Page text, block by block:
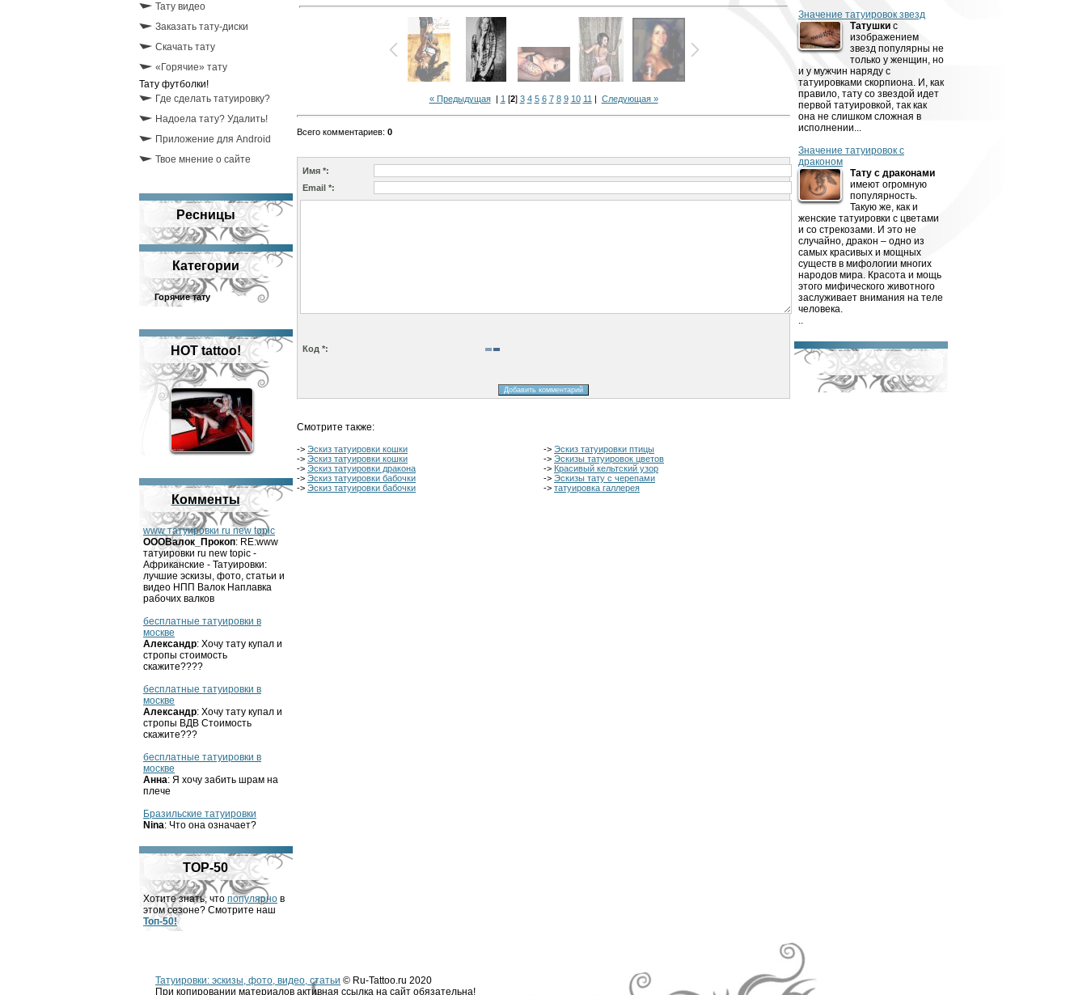
Тату видео
Заказать тату-диски
Скачать тату
«Горячие» тату
Тату футболки!
Где сделать татуировку?
Надоела тату? Удалить!
Приложение для Android
Твое мнение о сайте
Ресницы
Категории
Горячие тату
HOT tattoo!
Комменты
www татуировки ru new topic
OOOВалок_Прокоп: RE:www
татуировки ru new topic -
Африканские - Татуировки:
лучшие эскизы, фото, статьи и
видео НПП Валок Наплавка
рабочих валков
бесплатные татуировки в
москве
Александр: Хочу тату купал и
стропы стоимость
скажите????
бесплатные татуировки в
москве
Александр: Хочу тату купал и
стропы ВДВ Стоимость
скажите???
бесплатные татуировки в
москве
Анна: Я хочу забить шрам на
плече
Бразильские татуировки
Nina: Что она означает?
TOP-50
Хотите знать, что популярно в
этом сезоне? Смотрите наш
Топ-50!
Значение татуировок звезд
Татушки с
изображением
звезд популярны не
только у женщин, но
и у мужчин наряду с
татуировками скорпиона. И, как
правило, тату со звездой идет
первой татуировкой, так как
она не слишком сложная в
исполнении...
Значение татуировок с
драконом
Тату с драконами
имеют огромную
популярность.
Такую же, как и
женские татуировки с цветами
и со стрекозами. И это не
случайно, дракон – одно из
самых красивых и мощных
существ в мифологии многих
народов мира. Красота и мощь
этого мифического животного
заслуживает внимания на теле
человека.
..
« Предыдущая| 1 [2] 3 4 5 6 7 8 9 10 11 | Следующая »
Всего комментариев: 0
Имя *:
Email *:
Код *:
Смотрите также:
-> Эскиз татуировки кошки -> Эскиз татуировки птицы
-> Эскиз татуировки кошки -> Эскизы татуировок цветов
-> Эскиз татуировки дракона -> Красивый кельтский узор
-> Эскиз татуировки бабочки -> Эскизы тату с черепами
-> Эскиз татуировки бабочки -> татуировка галлерея
Татуировки: эскизы, фото, видео, статьи © Ru-Tattoo.ru 2020
При копировании материалов активная ссылка на сайт обязательна!